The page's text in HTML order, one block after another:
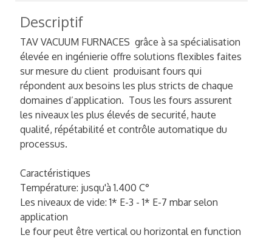
Descriptif
TAV VACUUM FURNACES grâce à sa spécialisation
élevée en ingénierie offre solutions flexibles faites
sur mesure du client produisant fours qui
répondent aux besoins les plus stricts de chaque
domaines d’application. Tous les fours assurent
les niveaux les plus élevés de securité, haute
qualité, répétabilité et contrôle automatique du
processus.
Caractéristiques
Température: jusqu'à 1.400 C°
Les niveaux de vide: 1* E-3 - 1* E-7 mbar selon
application
Le four peut être vertical ou horizontal en function